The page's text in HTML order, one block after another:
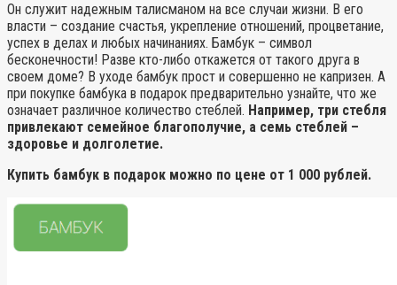
Он служит надежным талисманом на все случаи жизни. В его
власти – создание счастья, укрепление отношений, процветание,
успех в делах и любых начинаниях. Бамбук – символ
бесконечности! Разве кто-либо откажется от такого друга в
своем доме? В уходе бамбук прост и совершенно не капризен. А
при покупке бамбука в подарок предварительно узнайте, что же
означает различное количество стеблей. Например, три стебля
привлекают семейное благополучие, а семь стеблей –
здоровье и долголетие.
Купить бамбук в подарок можно по цене от 1 000 рублей.